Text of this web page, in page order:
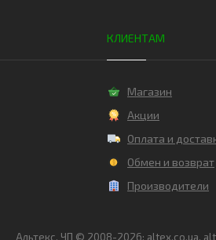
КЛИЕНТАМ
Магазин
Акции
Оплата и
Обмен и возврат
Производители
Альтекс, ЧП © 2008-2026: altex.co.ua,